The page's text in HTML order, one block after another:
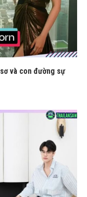
và con đường sự